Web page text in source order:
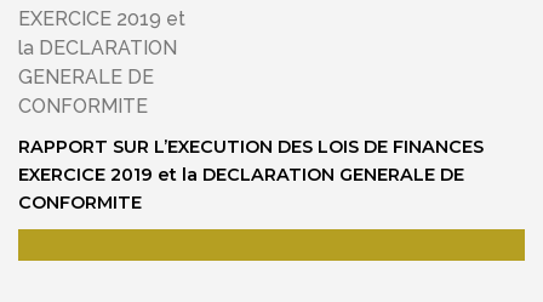
RAPPORT SUR L’EXECUTION DES LOIS DE FINANCES
EXERCICE 2019 et la DECLARATION GENERALE DE
CONFORMITE